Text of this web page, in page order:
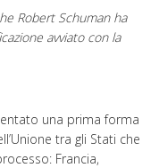
Robert Schuman ha
avviato con la
una prima forma
tra gli Stati che
Francia,